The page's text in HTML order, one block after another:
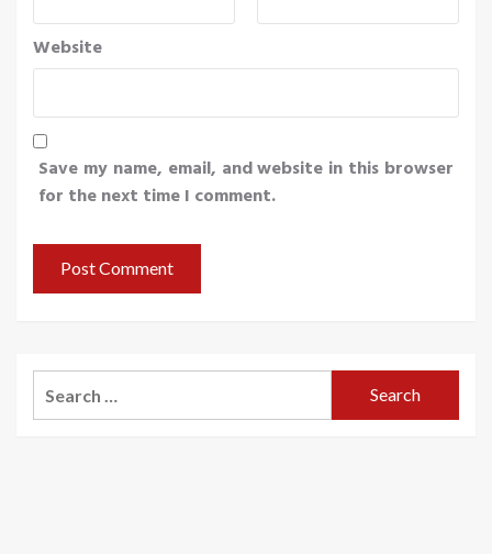
Website
Save my name, email, and website in this browser
for the next time I comment.
for: